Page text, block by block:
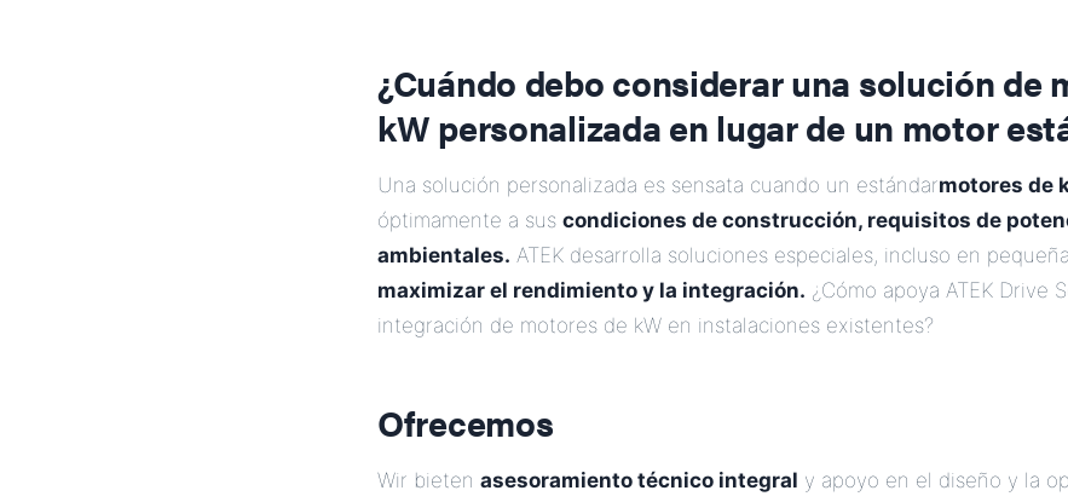
¿Cuándo debo considerar una solución de
kW personalizada en lugar de un motor
Una solución personalizada es sensata cuando un estándarmotores de
óptimamente a sus condiciones de construcción, requisitos de
ambientales. ATEK desarrolla soluciones especiales, incluso en
maximizar el rendimiento y la integración. ¿Cómo apoya ATEK Drive
integración de motores de kW en instalaciones existentes?
Ofrecemos
Wir bieten asesoramiento técnico integral y apoyo en el diseño y la